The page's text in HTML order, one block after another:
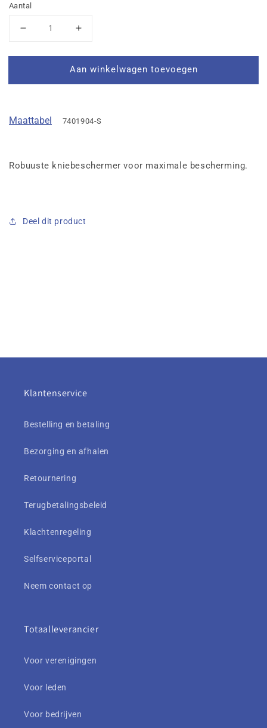
Aantal
Aantal
voor
kniebeschermer
Aantal
voor
Volleybal
kniebeschermer
Aan winkelwagen toevoegen
Maattabel 7401904-S
Robuuste kniebeschermer voor maximale bescherming.
Deel dit product
Klantenservice
Bestelling en betaling
Bezorging en afhalen
Retournering
Terugbetalingsbeleid
Klachtenregeling
Selfserviceportal
Neem contact op
Totaalleverancier
Voor verenigingen
Voor leden
Voor bedrijven